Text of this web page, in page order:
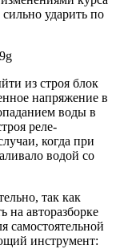
ударить по
из строя блок
напряжение в
воды в
реле-
когда при
водой со
так как
на авторазборке
самостоятельной
инструмент: